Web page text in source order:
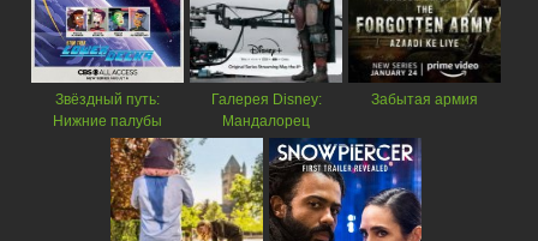
Звёздный путь:
Нижние палубы
Галерея Disney:
Мандалорец
Забытая армия